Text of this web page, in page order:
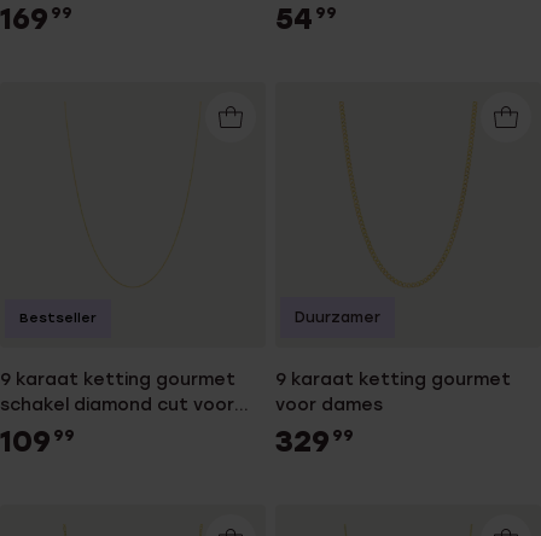
169 99 54 99
9 karaat ketting gourmet
schakel diamond cut voor
dames
109 99
Bestseller
9 karaat ketting gourmet
voor dames
329 99
Duurzamer